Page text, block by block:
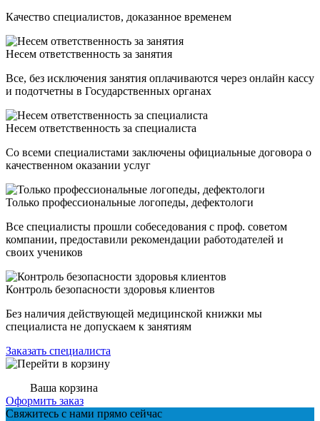
Качество специалистов, доказанное временем
Несем ответственность за занятия
Все, без исключения занятия оплачиваются через онлайн кассу
и подотчетны в Государственных органах
Несем ответственность за специалиста
Со всеми специалистами заключены официальные договора о
качественном оказании услуг
Только профессиональные логопеды, дефектологи
Все специалисты прошли собеседования с проф. советом
компании, предоставили рекомендации работодателей и
своих учеников
Контроль безопасности здоровья клиентов
Без наличия действующей медицинской книжки мы
специалиста не допускаем к занятиям
Заказать специалиста
Ваша корзина
Оформить заказ
Свяжитесь с нами прямо сейчас